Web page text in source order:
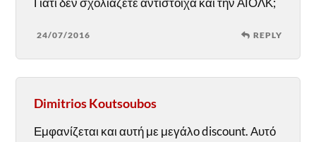
24/07/2016 REPLY
Dimitrios Koutsoubos
Εμφανίζεται και αυτή με μεγάλο discount. Αυτό